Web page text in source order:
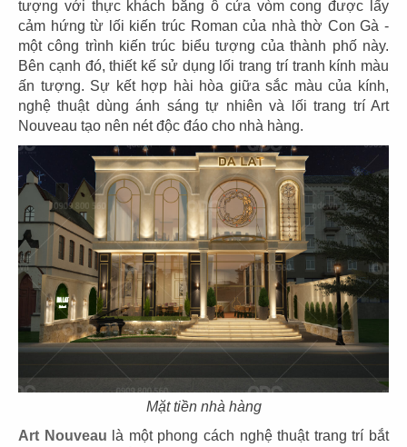
tượng với thực khách bằng ô cửa vòm cong được lấy
cảm hứng từ lối kiến trúc Roman của nhà thờ Con Gà -
một công trình kiến trúc biểu tượng của thành phố này.
Bên cạnh đó, thiết kế sử dụng lối trang trí tranh kính màu
ấn tượng. Sự kết hợp hài hòa giữa sắc màu của kính,
nghệ thuật dùng ánh sáng tự nhiên và lối trang trí Art
Nouveau tạo nên nét độc đáo cho nhà hàng.
Mặt tiền nhà hàng
Art Nouveau là một phong cách nghệ thuật trang trí bắt
09
KOI THÉ
CN Nguyễn Tri Phương
10
KOI THÉ
CN Estella
11
KOI THÉ
CN Biên Hòa
12
KOI CAFÉ
CN Nguyễn Đức Cảnh